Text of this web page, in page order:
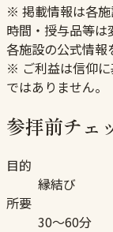
※ 掲載情報は各
時間・授与品等は
各施設の公式情報
※ ご利益は信仰
ではありません。
参拝前チェ
目的
縁結び
所要
30〜60分